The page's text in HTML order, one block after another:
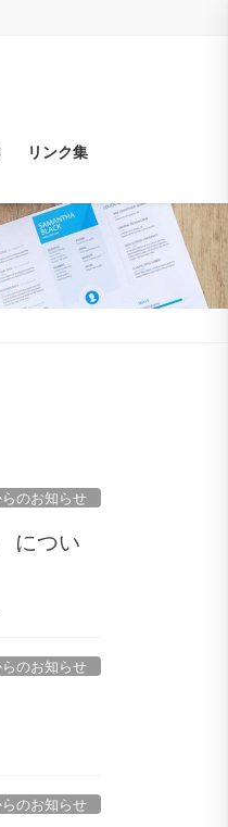
リンク集
のお知らせ
につい
のお知らせ
のお知らせ